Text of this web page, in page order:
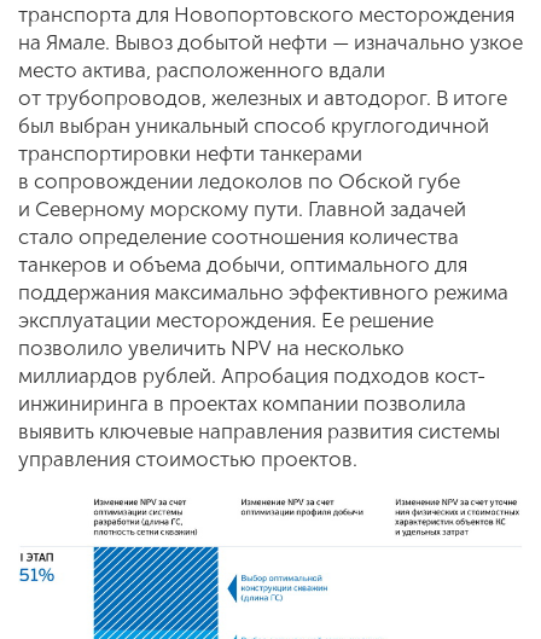
транспорта для Новопортовского месторождения
на Ямале. Вывоз добытой нефти — изначально узкое
место актива, расположенного вдали
от трубопроводов, железных и автодорог. В итоге
был выбран уникальный способ круглогодичной
транспортировки нефти танкерами
в сопровождении ледоколов по Обской губе
и Северному морскому пути. Главной задачей
стало определение соотношения количества
танкеров и объема добычи, оптимального для
поддержания максимально эффективного режима
эксплуатации месторождения. Ее решение
позволило увеличить NPV на несколько
миллиардов рублей. Апробация подходов кост-
инжиниринга в проектах компании позволила
выявить ключевые направления развития системы
управления стоимостью проектов.